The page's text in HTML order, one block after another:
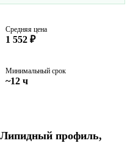
Средняя цена
1 552 ₽
Минимальный срок
~12 ч
профиль,